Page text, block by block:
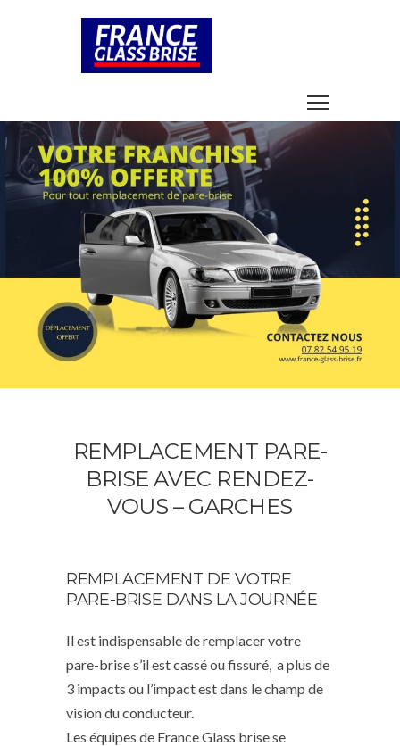
REMPLACEMENT PARE-
BRISE AVEC RENDEZ-
VOUS – GARCHES
REMPLACEMENT DE VOTRE
PARE-BRISE DANS LA JOURNÉE
Il est indispensable de remplacer votre
pare-brise s’il est cassé ou fissuré, a plus de
3 impacts ou l’impact est dans le champ de
vision du conducteur.
Les équipes de France Glass brise se